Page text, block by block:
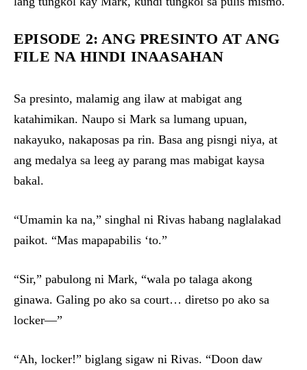
EPISODE 2: ANG PRESINTO AT ANG
FILE NA HINDI INAASAHAN
Sa presinto, malamig ang ilaw at mabigat ang
katahimikan. Naupo si Mark sa lumang upuan,
nakayuko, nakaposas pa rin. Basa ang pisngi niya, at
ang medalya sa leeg ay parang mas mabigat kaysa
bakal.
“Umamin ka na,” singhal ni Rivas habang naglalakad
paikot. “Mas mapapabilis ‘to.”
“Sir,” pabulong ni Mark, “wala po talaga akong
ginawa. Galing po ako sa court… diretso po ako sa
locker—”
“Ah, locker!” biglang sigaw ni Rivas. “Doon daw